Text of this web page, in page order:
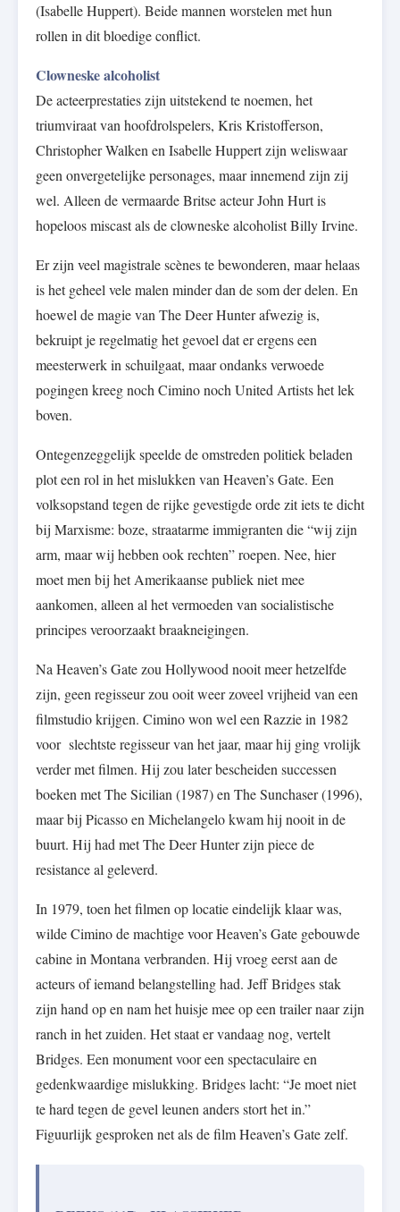
(Isabelle Huppert). Beide mannen worstelen met hun
rollen in dit bloedige conflict.
Clowneske alcoholist
De acteerprestaties zijn uitstekend te noemen, het
triumviraat van hoofdrolspelers, Kris Kristofferson,
Christopher Walken en Isabelle Huppert zijn weliswaar
geen onvergetelijke personages, maar innemend zijn zij
wel. Alleen de vermaarde Britse acteur John Hurt is
hopeloos miscast als de clowneske alcoholist Billy Irvine.
Er zijn veel magistrale scènes te bewonderen, maar helaas
is het geheel vele malen minder dan de som der delen. En
hoewel de magie van The Deer Hunter afwezig is,
bekruipt je regelmatig het gevoel dat er ergens een
meesterwerk in schuilgaat, maar ondanks verwoede
pogingen kreeg noch Cimino noch United Artists het lek
boven.
Ontegenzeggelijk speelde de omstreden politiek beladen
plot een rol in het mislukken van Heaven’s Gate. Een
volksopstand tegen de rijke gevestigde orde zit iets te dicht
bij Marxisme: boze, straatarme immigranten die “wij zijn
arm, maar wij hebben ook rechten” roepen. Nee, hier
moet men bij het Amerikaanse publiek niet mee
aankomen, alleen al het vermoeden van socialistische
principes veroorzaakt braakneigingen.
Na Heaven’s Gate zou Hollywood nooit meer hetzelfde
zijn, geen regisseur zou ooit weer zoveel vrijheid van een
filmstudio krijgen. Cimino won wel een Razzie in 1982
voor slechtste regisseur van het jaar, maar hij ging vrolijk
verder met filmen. Hij zou later bescheiden successen
boeken met The Sicilian (1987) en The Sunchaser (1996),
maar bij Picasso en Michelangelo kwam hij nooit in de
buurt. Hij had met The Deer Hunter zijn piece de
resistance al geleverd.
In 1979, toen het filmen op locatie eindelijk klaar was,
wilde Cimino de machtige voor Heaven’s Gate gebouwde
cabine in Montana verbranden. Hij vroeg eerst aan de
acteurs of iemand belangstelling had. Jeff Bridges stak
zijn hand op en nam het huisje mee op een trailer naar zijn
ranch in het zuiden. Het staat er vandaag nog, vertelt
Bridges. Een monument voor een spectaculaire en
gedenkwaardige mislukking. Bridges lacht: “Je moet niet
te hard tegen de gevel leunen anders stort het in.”
Figuurlijk gesproken net als de film Heaven’s Gate zelf.